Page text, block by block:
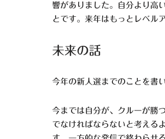
響がありました。自分より高
とです。来年はもっとレベル
未来の話
今年の新人選までのことを書
今までは自分が、クルーが勝
でなければならないと考える